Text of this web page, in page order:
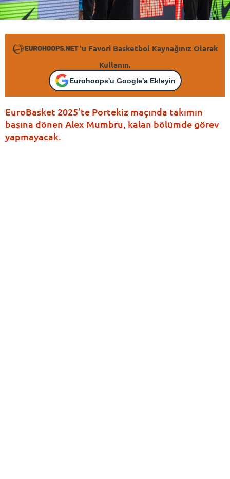
'u Favori Basketbol Kaynağınız Olarak
Kullanın.
Eurohoops'u Google'a Ekleyin
EuroBasket 2025’te Portekiz maçında takımın
başına dönen Alex Mumbru, kalan bölümde görev
yapmayacak.